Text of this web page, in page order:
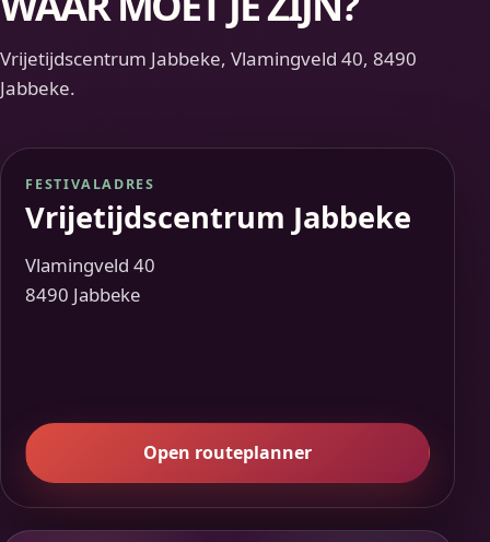
Vrijetijdscentrum Jabbeke, Vlamingveld 40, 8490
Jabbeke.
FESTIVALADRES
Vrijetijdscentrum Jabbeke
Vlamingveld 40
8490 Jabbeke
Open routeplanner